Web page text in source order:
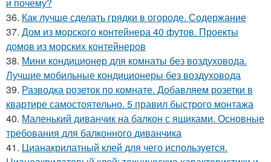
36. Как лучше сделать грядки в огороде. Содержание
37. Дом из морского контейнера 40 футов. Проекты
домов из морских контейнеров
38. Мини кондиционер для комнаты без воздуховода.
Лучшие мобильные кондиционеры без воздуховода
39. Разводка розеток по комнате. Добавляем розетки в
квартире самостоятельно. 5 правил быстрого монтажа
40. Маленький диванчик на балкон с ящиками. Основные
требования для балконного диванчика
41. Цианакрилатный клей для чего используется.